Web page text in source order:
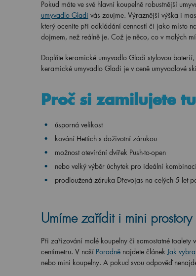
Pokud máte ve své hlavní koupelně robustnější
umyvadlo Gladi vás zaujme. Výraznější výška i
který oceníte při odkládání cenností či jako místo
dojmem, než reálně je. Což je něco, co v malých
Doplňte keramické umyvadlo Gladi stylovou
keramické umyvadlo Gladi je v ceně umyvadlové
Proč si zamilujete
úsporná velikost
kování Hettich s doživotní zárukou
možnost otevírání dvířek Push-to-open
nebo velký výběr úchytek pro ideální kombinaci
prodloužená záruka Dřevojas na celých 5 let
Umíme zařídit i mini
Při zařizování malé koupelny či samostatné
centimetru. V naší Poradněnajdete článekJak
nebo mini koupelny. A pokud svou odpověď